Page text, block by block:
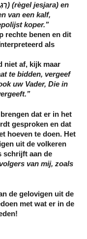
) (règel jesjara) en
van een kalf,
koper.’’
rechte benen en dit
als
niet af, kijk maar
te bidden, vergeef
uw Vader, Die in
dat er in het
gesproken en dat
hoeven te doen. Het
uit de volkeren
schrijft aan de
van mij, zoals
de gelovigen uit de
met wat er in de